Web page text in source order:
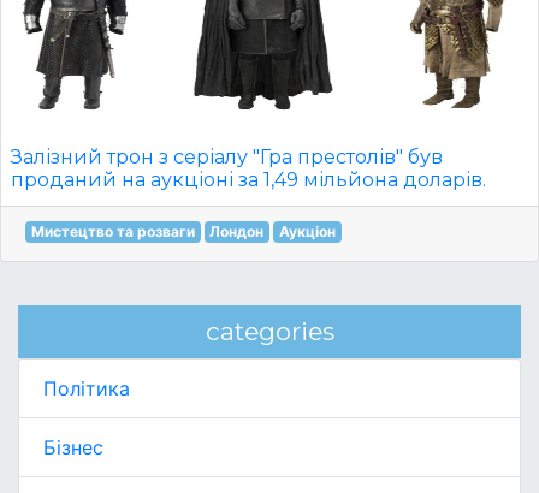
Залізний трон з серіалу "Гра престолів" був
проданий на аукціоні за 1,49 мільйона доларів.
Мистецтво та розваги Лондон Аукціон
categories
Політика
Бізнес